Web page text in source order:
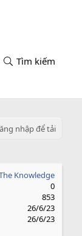
Tìm kiếm
nhập để tải
Knowledge
0
853
26/6/23
26/6/23